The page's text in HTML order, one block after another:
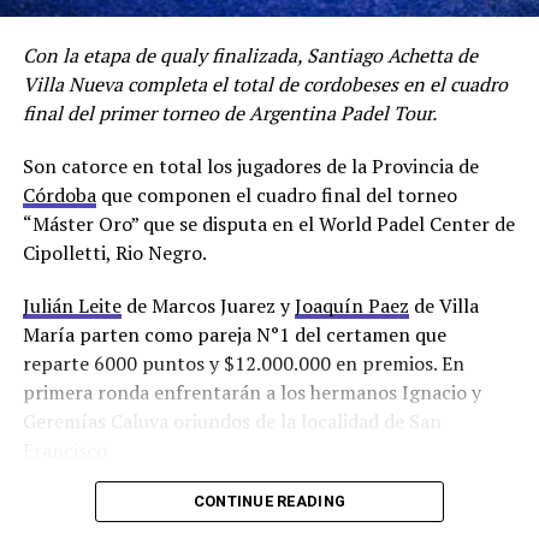
El single a Córdoba
Julián Leite de Marcos Juarez fue quien se quedó con la
categoría single y el buen price money que reparte la
categoría tras derrotar en la final a Gabriel Marchesani.
games y en caso de haber tercero se disputa un súper tie
break a 11 puntos.
Con la etapa de qualy finalizada, Santiago Achetta de
Villa Nueva completa el total de cordobeses en el cuadro
final del primer torneo de Argentina Padel Tour.
Son catorce en total los jugadores de la Provincia de
Córdobaque componen el cuadro final del torneo
“Máster Oro” que se disputa en el World Padel Center de
Cipolletti, Rio Negro.
Julián Leitede Marcos Juarez yJoaquín Paez de Villa
María parten como pareja N°1 del certamen que
reparte 6000 puntos y $12.000.000 en premios. En
primera ronda enfrentarán a los hermanos Ignacio y
Geremías Caluva oriundos de la localidad de San
CONTINUE READING